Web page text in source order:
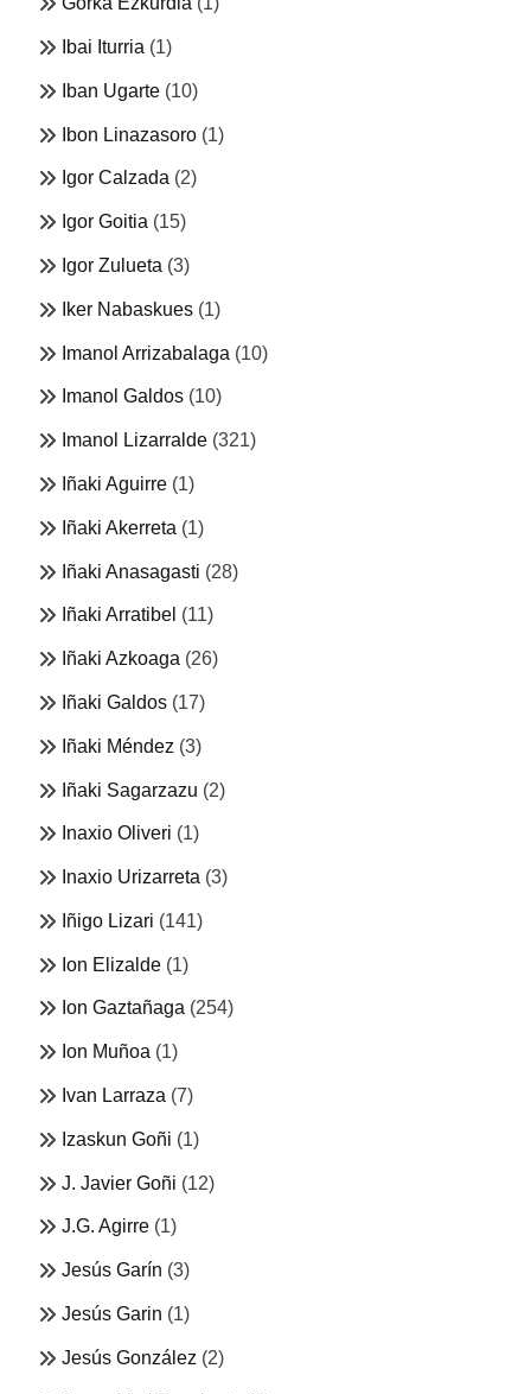
Ibai Iturria (1)
Iban Ugarte (10)
Ibon Linazasoro (1)
Igor Calzada (2)
Igor Goitia (15)
Igor Zulueta (3)
Iker Nabaskues (1)
Imanol Arrizabalaga (10)
Imanol Galdos (10)
Imanol Lizarralde (321)
Iñaki Aguirre (1)
Iñaki Akerreta (1)
Iñaki Anasagasti (28)
Iñaki Arratibel (11)
Iñaki Azkoaga (26)
Iñaki Galdos (17)
Iñaki Méndez (3)
Iñaki Sagarzazu (2)
Inaxio Oliveri (1)
Inaxio Urizarreta (3)
Iñigo Lizari (141)
Ion Elizalde (1)
Ion Gaztañaga (254)
Ion Muñoa (1)
Ivan Larraza (7)
Izaskun Goñi (1)
J. Javier Goñi (12)
J.G. Agirre (1)
Jesús Garín (3)
Jesús Garin (1)
Jesús González (2)